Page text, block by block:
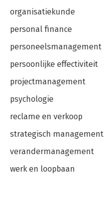
organisatiekunde
personal finance
personeelsmanagement
persoonlijke effectiviteit
projectmanagement
psychologie
reclame en verkoop
strategisch management
verandermanagement
werk en loopbaan